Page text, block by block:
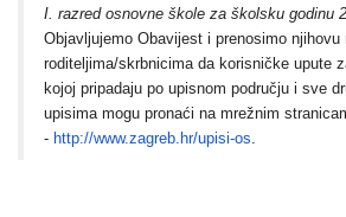
I. razred osnovne škole za školsku godinu
Objavljujemo Obavijest i prenosimo njihovu
roditeljima/skrbnicima da korisničke upute
kojoj pripadaju po upisnom području i sve
upisima mogu pronaći na mrežnim
- http://www.zagreb.hr/upisi-os.